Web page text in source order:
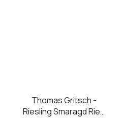
Thomas Gritsch -
Riesling Smaragd Ried